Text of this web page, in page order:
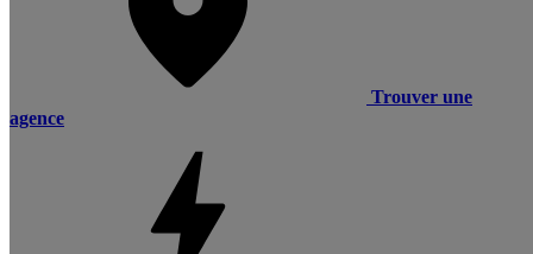
Trouver une
agence